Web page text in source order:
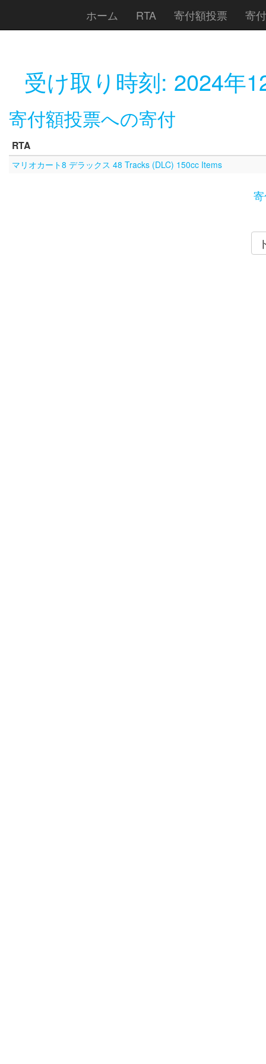
ホーム RTA 寄付額投票 寄
受け取り時刻: 2024年
寄付額投票への寄付
RTA
マリオカート8 デラックス 48 Tracks (DLC) 150cc Items